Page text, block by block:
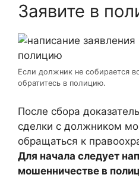
Заявите в
Если должник не собирается
обратитесь в полицию.
После сбора
сделки с должником
обращаться к
Для начала следует
мошенничестве в